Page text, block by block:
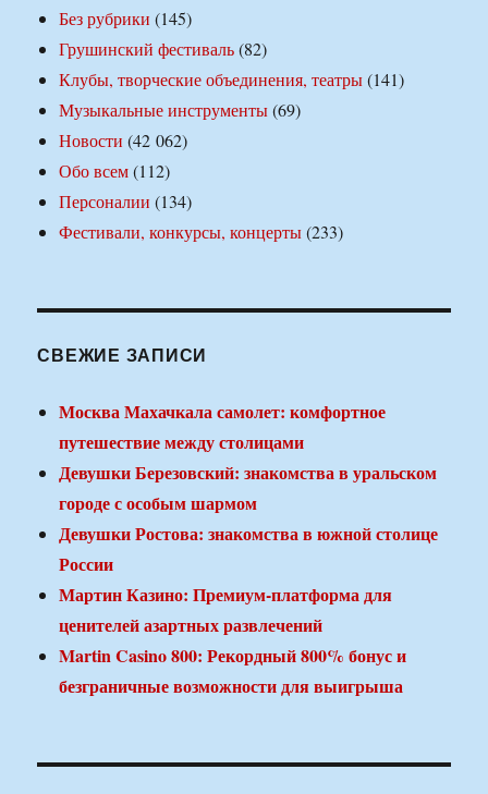
Без рубрики (145)
Грушинский фестиваль(82)
Клубы, творческие объединения, театры(141)
Музыкальные инструменты(69)
Новости (42 062)
Обо всем(112)
Персоналии (134)
Фестивали, конкурсы, концерты(233)
СВЕЖИЕ ЗАПИСИ
Москва Махачкала самолет: комфортное
путешествие между столицами
Девушки Березовский: знакомства в уральском
городе с особым шармом
Девушки Ростова: знакомства в южной столице
России
Мартин Казино: Премиум-платформа для
ценителей азартных развлечений
Martin Casino 800: Рекордный 800% бонус и
безграничные возможности для выигрыша